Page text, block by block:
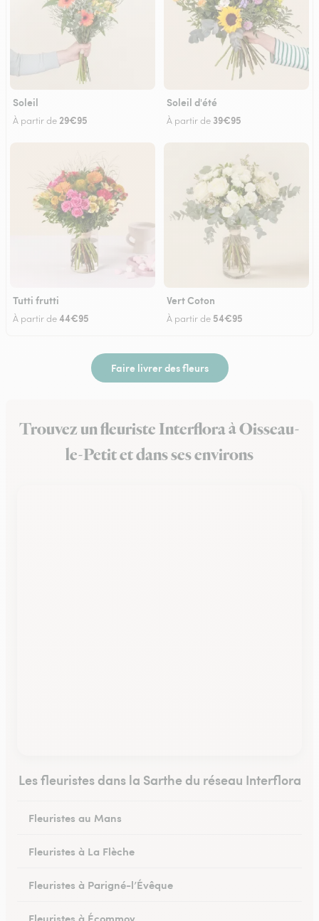
Soleil
À partir de 29€95
Soleil d'été
À partir de 39€95
Tutti frutti
À partir de44€95
Vert Coton
À partir de 54€95
Faire livrer des fleurs
Trouvez un fleuriste Interflora à Oisseau-
le-Petit et dans ses environs
Les fleuristes dans la Sarthe du réseau Interflora
Fleuristes au Mans
Fleuristes à La Flèche
Fleuristes à Parigné-l’Évêque
Fleuristes à Écommoy